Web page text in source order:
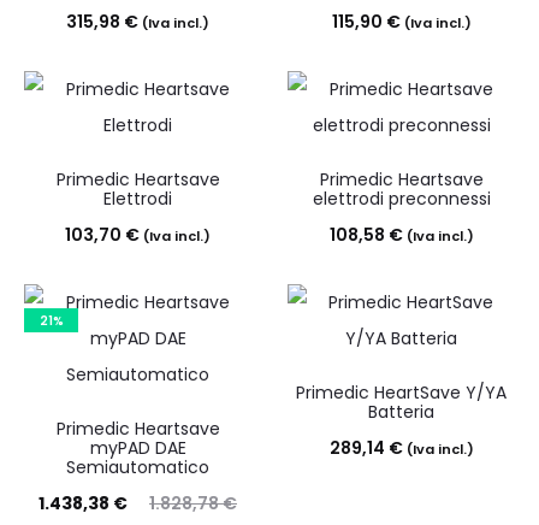
315,98 € (Iva incl.)
115,90 € (Iva incl.)
Primedic Heartsave
Elettrodi
103,70 € (Iva incl.)
Primedic Heartsave
elettrodi preconnessi
108,58 € (Iva incl.)
21%
Primedic Heartsave
myPAD DAE
Semiautomatico
1.828,78€
Il
1.438,38 €
Il
Primedic HeartSave Y/YA
Batteria
289,14 € (Iva incl.)